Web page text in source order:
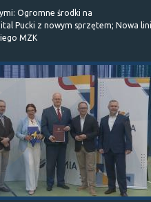
Ogromne środki na
Pucki z nowym sprzętem; Nowa
MZK